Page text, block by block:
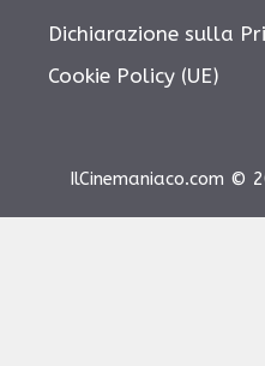
Dichiarazione sulla
Cookie Policy (UE)
IlCinemaniaco.com ©